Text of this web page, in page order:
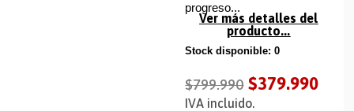
progreso...
Ver más detalles del
producto...
Stock disponible: 0
$799.990 $379.990
IVA incluido.